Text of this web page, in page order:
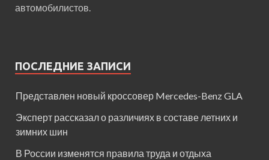
автомобилистов.
ПОСЛЕДНИЕ ЗАПИСИ
Представлен новый кроссовер Mercedes-Benz GLA
Эксперт рассказал о различиях в составе летних и
зимних шин
В России изменятся правила труда и отдыха